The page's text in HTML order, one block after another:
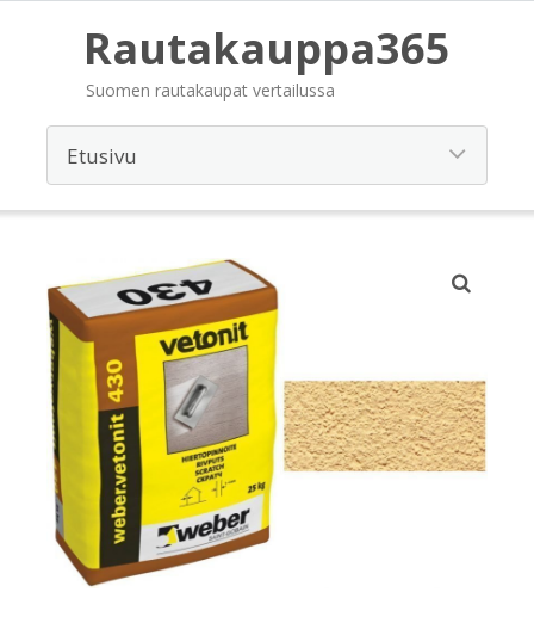
Rautakauppa365
Suomen rautakaupat vertailussa